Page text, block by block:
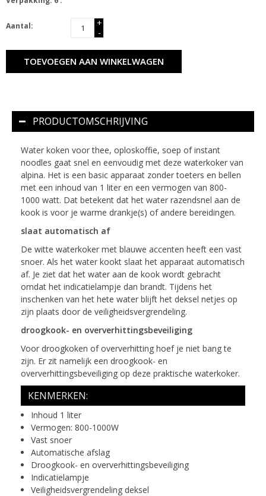
Aantal:
+
-
TOEVOEGEN AAN WINKELWAGEN
PRODUCTOMSCHRIJVING
Water koken voor thee, oploskoffie, soep of instant
noodles gaat snel en eenvoudig met deze waterkoker van
alpina. Het is een basic apparaat zonder toeters en bellen
met een inhoud van 1 liter en een vermogen van 800-
1000 watt. Dat betekent dat het water razendsnel aan de
kook is voor je warme drankje(s) of andere bereidingen.
slaat automatisch af
De witte waterkoker met blauwe accenten heeft een vast
snoer. Als het water kookt slaat het apparaat automatisch
af. Je ziet dat het water aan de kook wordt gebracht
omdat het indicatielampje dan brandt. Tijdens het
inschenken van het hete water blijft het deksel netjes op
zijn plaats door de veiligheidsvergrendeling.
droogkook- en oververhittingsbeveiliging
Voor droogkoken of oververhitting hoef je niet bang te
zijn. Er zit namelijk een droogkook- en
oververhittingsbeveiliging op deze praktische waterkoker.
KENMERKEN:
Inhoud 1 liter
Vermogen: 800-1000W
Vast snoer
Automatische afslag
Droogkook- en oververhittingsbeveiliging
Indicatielampje
Veiligheidsvergrendeling deksel